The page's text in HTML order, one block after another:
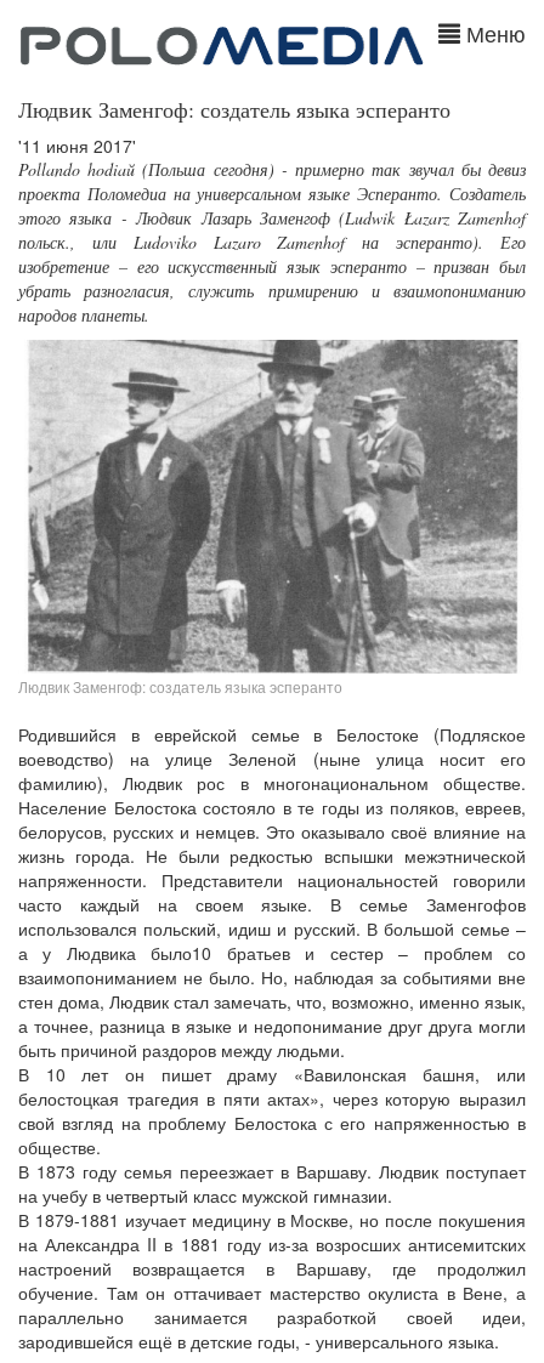
Меню
Людвик Заменгоф: создатель языка эсперанто
'11 июня 2017'
Pollando hodiaŭ (Польша сегодня) - примерно так звучал бы девиз
проекта Поломедиа на универсальном языке Эсперанто. Создатель
этого языка - Людвик Лазарь Заменгоф (Ludwik Łazarz Zamenhof
польск., или Ludoviko Lazaro Zamenhof на эсперанто). Его
изобретение – его искусственный язык эсперанто – призван был
убрать разногласия, служить примирению и взаимопониманию
народов планеты.
Людвик Заменгоф: создатель языка эсперанто
Родившийся в еврейской семье в Белостоке (Подляское
воеводство) на улице Зеленой (ныне улица носит его
фамилию), Людвик рос в многонациональном обществе.
Население Белостока состояло в те годы из поляков, евреев,
белорусов, русских и немцев. Это оказывало своё влияние на
жизнь города. Не были редкостью вспышки межэтнической
напряженности. Представители национальностей говорили
часто каждый на своем языке. В семье Заменгофов
использовался польский, идиш и русский. В большой семье –
а у Людвика было10 братьев и сестер – проблем со
взаимопониманием не было. Но, наблюдая за событиями вне
стен дома, Людвик стал замечать, что, возможно, именно язык,
а точнее, разница в языке и недопонимание друг друга могли
быть причиной раздоров между людьми.
В 10 лет он пишет драму «Вавилонская башня, или
белостоцкая трагедия в пяти актах», через которую выразил
свой взгляд на проблему Белостока с его напряженностью в
обществе.
В 1873 году семья переезжает в Варшаву. Людвик поступает
на учебу в четвертый класс мужской гимназии.
В 1879-1881 изучает медицину в Москве, но после покушения
на Александра II в 1881 году из-за возросших антисемитских
настроений возвращается в Варшаву, где продолжил
обучение. Там он оттачивает мастерство окулиста в Вене, а
параллельно занимается разработкой своей идеи,
зародившейся ещё в детские годы, - универсального языка.